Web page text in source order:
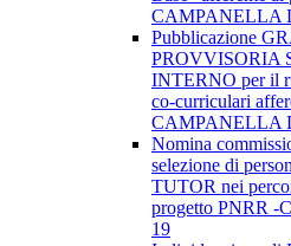
CAMPANELLA
Pubblicazione
PROVVISORIA
INTERNO per il
co-curriculari
CAMPANELLA
Nomina
selezione di
TUTOR nei
progetto PNRR
19